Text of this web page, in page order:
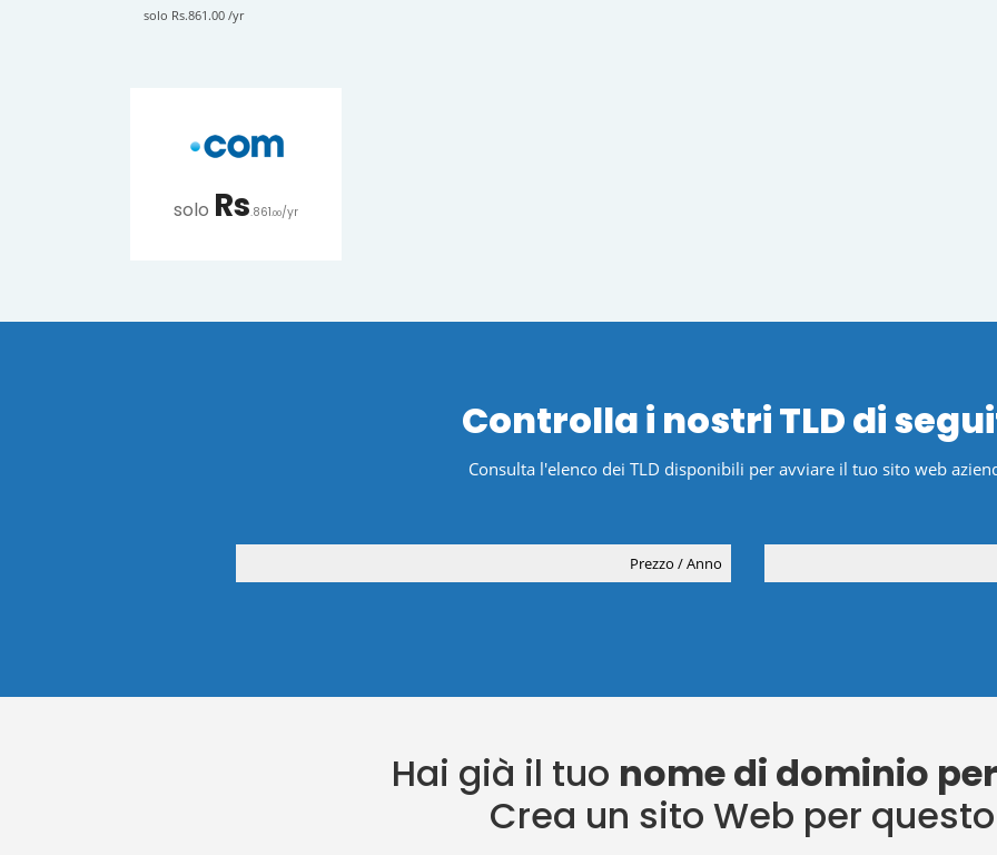
solo Rs.861.00 /yr
solo Rs.861.00/yr
Controlla i nostri TLD di
Consulta l'elenco dei TLD disponibili per avviare il tuo sito web
Prezzo / Anno
Hai già il tuo nome di dominio
Crea un sito Web per